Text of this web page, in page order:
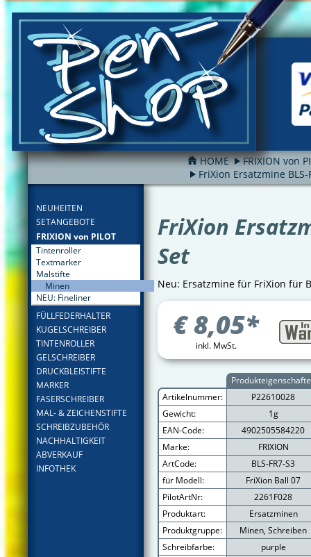
HOME
FRIXION von
FriXion Ersatzmine BLS-
NEUHEITEN
SETANGEBOTE
FRIXION von PILOT
Tintenroller
Textmarker
Malstifte
Minen
NEU: Fineliner
FÜLLFEDERHALTER
KUGELSCHREIBER
TINTENROLLER
GELSCHREIBER
DRUCKBLEISTIFTE
MARKER
FASERSCHREIBER
MAL- & ZEICHENSTIFTE
SCHREIBZUBEHÖR
NACHHALTIGKEIT
ABVERKAUF
INFOTHEK
FILTER
FriXion
Set
Neu: Ersatzmine für FriXion für
€8,05*
inkl. MwSt.
Artikelnummer:
P22610028
Gewicht:
1g
EAN-Code:
4902505584220
Marke:
FRIXION
ArtCode:
BLS-FR7-S3
für Modell:
FriXion Ball 07
PilotArtNr:
2261F028
Produktart:
Ersatzminen
Produktgruppe:
Minen, Schreiben
Schreibfarbe:
purple